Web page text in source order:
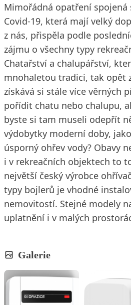
Mimořádná opatření
Covid-19, která mají velký
z nás, přispěla podle
zájmu o všechny typy
Chatařství a chalupářství,
mnohaletou tradici, tak opět
získává si stále více věrných
pořídit chatu nebo chalupu,
byste si tam museli odepřít
výdobytky moderní doby,
úsporný ohřev vody? Obavy
i v rekreačních objektech to
největší český výrobce
typy bojlerů je vhodné
nemovitostí. Stejné modely
uplatnění i v malých
Galerie